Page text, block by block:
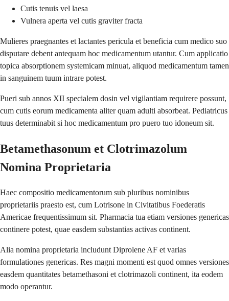
Cutis tenuis vel laesa
Vulnera aperta vel cutis graviter fracta
Mulieres praegnantes et lactantes pericula et beneficia cum medico suo
disputare debent antequam hoc medicamentum utantur. Cum applicatio
topica absorptionem systemicam minuat, aliquod medicamentum tamen
in sanguinem tuum intrare potest.
Pueri sub annos XII specialem dosin vel vigilantiam requirere possunt,
cum cutis eorum medicamenta aliter quam adulti absorbeat. Pediatricus
tuus determinabit si hoc medicamentum pro puero tuo idoneum sit.
Betamethasonum et Clotrimazolum
Nomina Proprietaria
Haec compositio medicamentorum sub pluribus nominibus
proprietariis praesto est, cum Lotrisone in Civitatibus Foederatis
Americae frequentissimum sit. Pharmacia tua etiam versiones genericas
continere potest, quae easdem substantias activas continent.
Alia nomina proprietaria includunt Diprolene AF et varias
formulationes genericas. Res magni momenti est quod omnes versiones
easdem quantitates betamethasoni et clotrimazoli continent, ita eodem
modo operantur.